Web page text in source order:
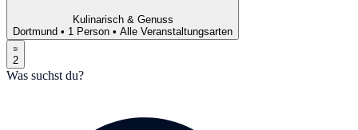
Kulinarisch & Genuss
Dortmund • 1 Person • Alle Veranstaltungsarten
2
Was suchst du?